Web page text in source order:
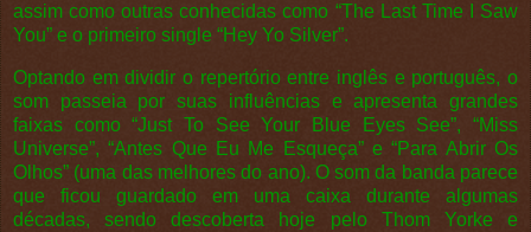
assim como outras conhecidas como “The Last Time I Saw
You” e o primeiro single “Hey Yo Silver”.
Optando em dividir o repertório entre inglês e português, o
som passeia por suas influências e apresenta grandes
faixas como “Just To See Your Blue Eyes See”, “Miss
Universe”, “Antes Que Eu Me Esqueça” e “Para Abrir Os
Olhos” (uma das melhores do ano). O som da banda parece
que ficou guardado em uma caixa durante algumas
décadas, sendo descoberta hoje pelo Thom Yorke e